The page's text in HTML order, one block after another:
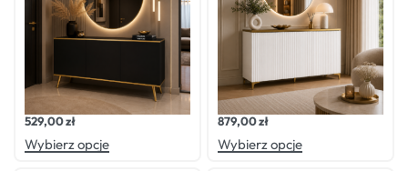
Oceniono0na 5
Komoda GOLD CZARNA
529,00zł
Wybierz opcje
Oceniono0na 5
Komoda LUXE BIAŁA
879,00zł
Wybierz opcje